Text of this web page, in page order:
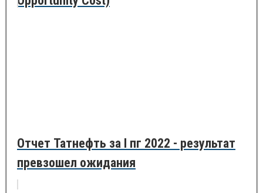
Отчет Татнефть за I пг 2022 - результат
превзошел ожидания